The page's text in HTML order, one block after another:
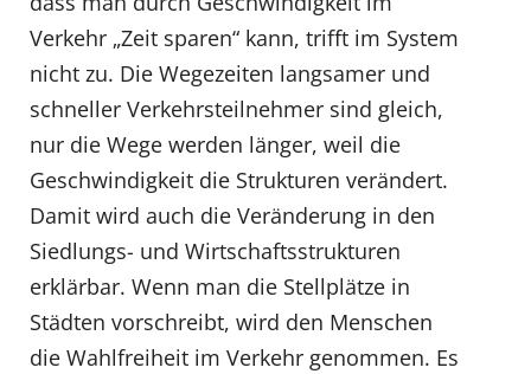
Verkehr „Zeit sparen“ kann, trifft im System
nicht zu. Die Wegezeiten langsamer und
schneller Verkehrsteilnehmer sind gleich,
nur die Wege werden länger, weil die
Geschwindigkeit die Strukturen verändert.
Damit wird auch die Veränderung in den
Siedlungs- und Wirtschaftsstrukturen
erklärbar. Wenn man die Stellplätze in
Städten vorschreibt, wird den Menschen
die Wahlfreiheit im Verkehr genommen. Es